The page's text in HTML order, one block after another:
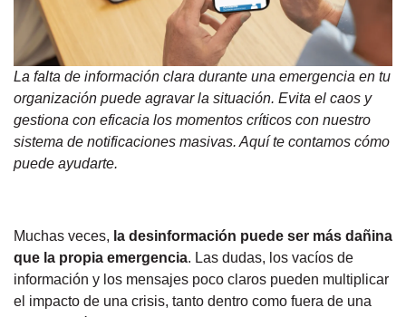
La falta de información clara durante una emergencia en tu
organización puede agravar la situación. Evita el caos y
gestiona con eficacia los momentos críticos con nuestro
sistema de notificaciones masivas. Aquí te contamos cómo
puede ayudarte.
Muchas veces, la desinformación puede ser más dañina
que la propia emergencia. Las dudas, los vacíos de
información y los mensajes poco claros pueden multiplicar
el impacto de una crisis, tanto dentro como fuera de una